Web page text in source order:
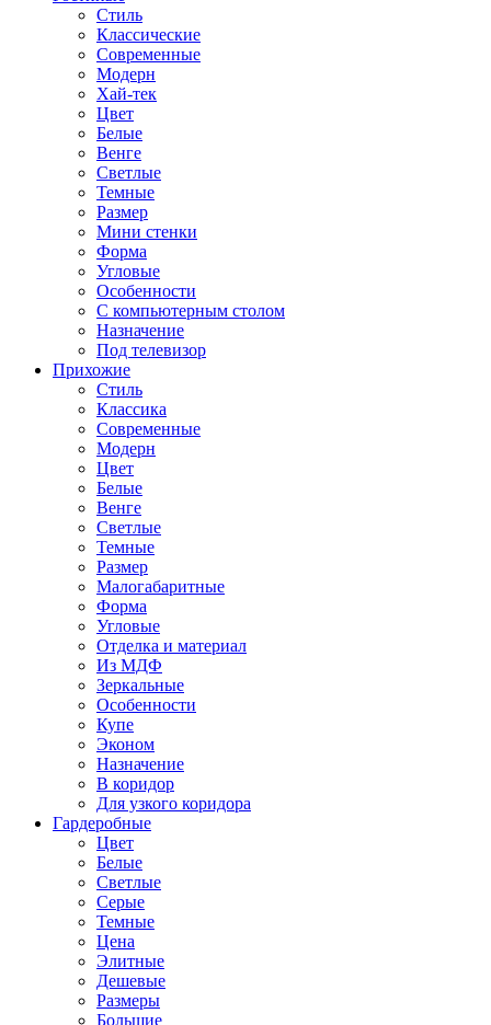
Стиль
Классические
Современные
Модерн
Хай-тек
Цвет
Белые
Венге
Светлые
Темные
Размер
Мини стенки
Форма
Угловые
Особенности
С компьютерным столом
Назначение
Под телевизор
Прихожие
Стиль
Классика
Современные
Модерн
Цвет
Белые
Венге
Светлые
Темные
Размер
Малогабаритные
Форма
Угловые
Отделка и материал
Из МДФ
Зеркальные
Особенности
Купе
Эконом
Назначение
В коридор
Для узкого коридора
Гардеробные
Цвет
Белые
Светлые
Серые
Темные
Цена
Элитные
Дешевые
Размеры
Большие